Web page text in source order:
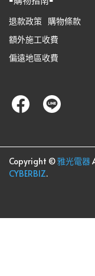
退款政策 購物條款
額外施工收費
偏遠地區收費
Copyright ©雅光電器
CYBERBIZ.